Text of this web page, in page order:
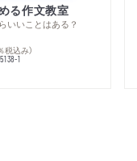
る作文教室
いいことはある？
税込み）
1